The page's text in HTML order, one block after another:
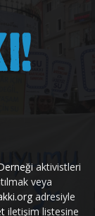
aktivistleri
veya
adresiyle
iletişim listesine